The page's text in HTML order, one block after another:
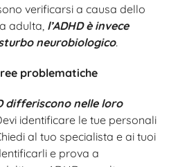
verificarsi a causa dello
adulta, l’ADHD è invece
neurobiologico.
problematiche
differiscono nelle loro
identificare le tue personali
al tuo specialista e ai tuoi
e prova a